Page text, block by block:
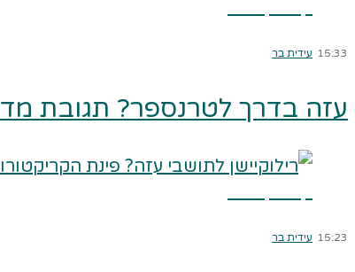
15:33 עידית בר
עזה בדרך לטרנספר? תגובת
15:23 עידית בר